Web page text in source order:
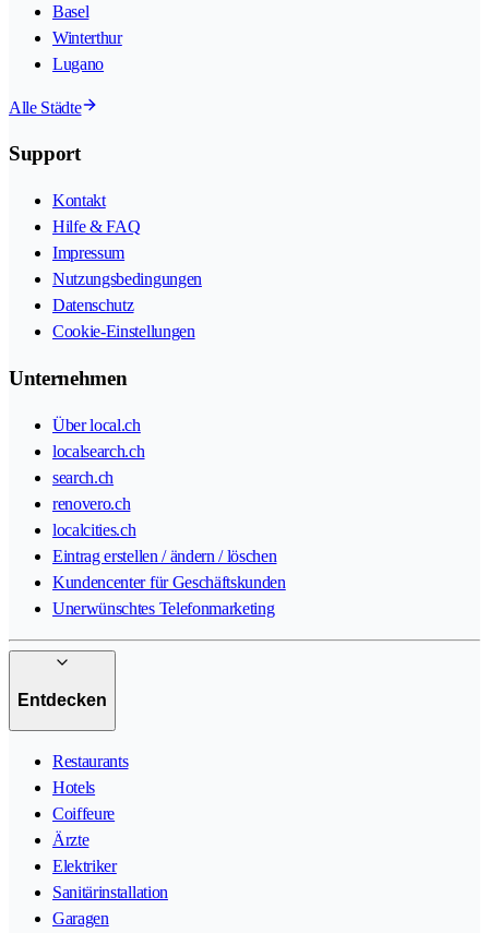
Basel
Winterthur
Lugano
Alle Städte
Support
Kontakt
Hilfe & FAQ
Impressum
Nutzungsbedingungen
Datenschutz
Cookie-Einstellungen
Unternehmen
Über local.ch
localsearch.ch
search.ch
renovero.ch
localcities.ch
Eintrag erstellen / ändern / löschen
Kundencenter für Geschäftskunden
Unerwünschtes Telefonmarketing
Entdecken
Restaurants
Hotels
Coiffeure
Ärzte
Elektriker
Sanitärinstallation
Garagen